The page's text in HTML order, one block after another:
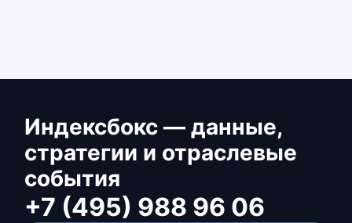
Индексбокс — данные,
стратегии и отраслевые
события
+7 (495) 988 96 06